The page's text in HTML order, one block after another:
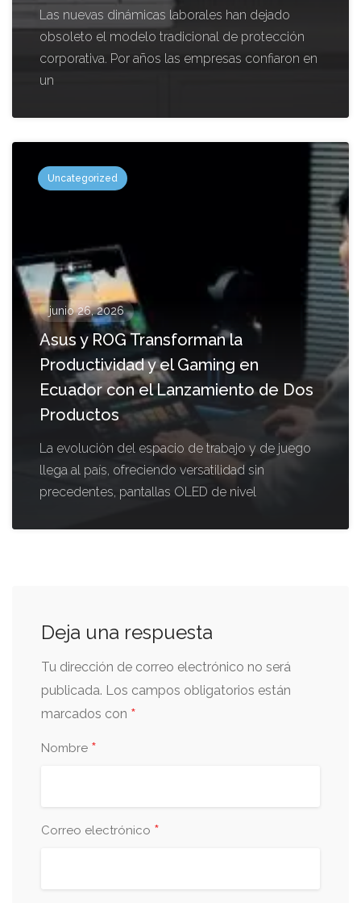
Las nuevas dinámicas laborales han dejado
obsoleto el modelo tradicional de protección
corporativa. Por años las empresas confiaron en
un
Uncategorized
junio 26, 2026
Asus y ROG Transforman la
Productividad y el Gaming en
Ecuador con el Lanzamiento de Dos
Productos
La evolución del espacio de trabajo y de juego
llega al país, ofreciendo versatilidad sin
precedentes, pantallas OLED de nivel
Deja una respuesta
Tu dirección de correo electrónico no será
publicada. Los campos obligatorios están
marcados con *
Nombre *
Correo electrónico *